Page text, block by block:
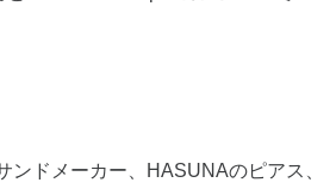
ドメーカー、HASUNAのピアス、